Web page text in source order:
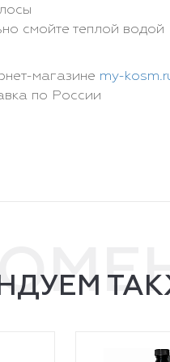
смойте теплой водой
магазине my-
по России